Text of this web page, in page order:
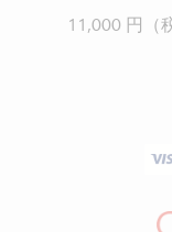
11,000 円（